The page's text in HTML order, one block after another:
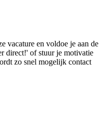
vacature en voldoe je aan de
direct!' of stuur je motivatie
zo snel mogelijk contact